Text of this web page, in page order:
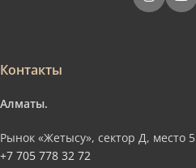
Контакты
Алматы.
Рынок «Жетысу», сектор Д, место 5
+7 705 778 32 72